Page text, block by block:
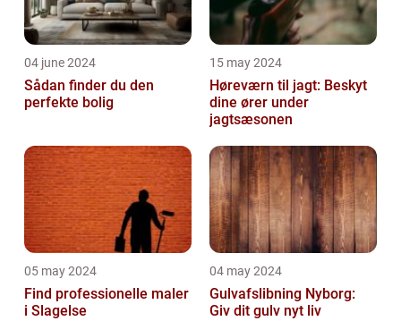
04 june 2024
Sådan finder du den
perfekte bolig
15 may 2024
Høreværn til jagt: Beskyt
dine ører under
jagtsæsonen
05 may 2024
Find professionelle maler
i Slagelse
04 may 2024
Gulvafslibning Nyborg:
Giv dit gulv nyt liv